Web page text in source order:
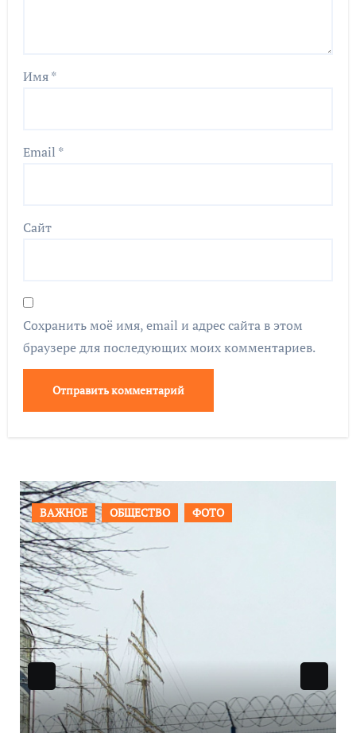
Имя*
Email *
Сайт
Сохранить моё имя, email и адрес сайта в этом
браузере для последующих моих комментариев.
ПРОИСШЕСТВИЯ ФОТО